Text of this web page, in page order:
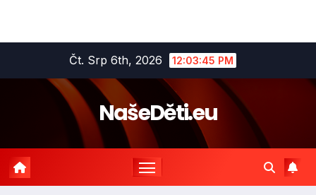
Čt. Srp 6th, 2026 12:03:46 PM
NašeDěti.eu